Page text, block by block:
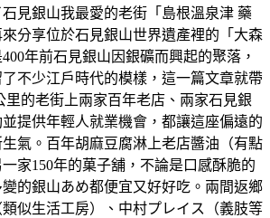
見銀山我最愛的老街「島根溫泉津 藥
分享位於石見銀山世界遺產裡的「大森
年前石見銀山因銀礦而興起的聚落，
不少江戶時代的模樣，這一篇文章就帶
里的老街上兩家百年老店、兩家石見銀
提供年輕人就業機會，都讓這座偏遠的
氣。百年胡麻豆腐淋上老店醬油（有點
家150年的菓子舖，不論是口感酥脆的
的銀山あめ都便宜又好好吃。兩間返鄉
似生活工房）、中村プレイス（義肢等